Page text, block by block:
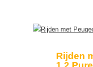
Rijden